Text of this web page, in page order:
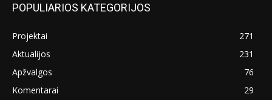
POPULIARIOS KATEGORIJOS
Projektai
271
Aktualijos
231
Apžvalgos
76
Komentarai
29